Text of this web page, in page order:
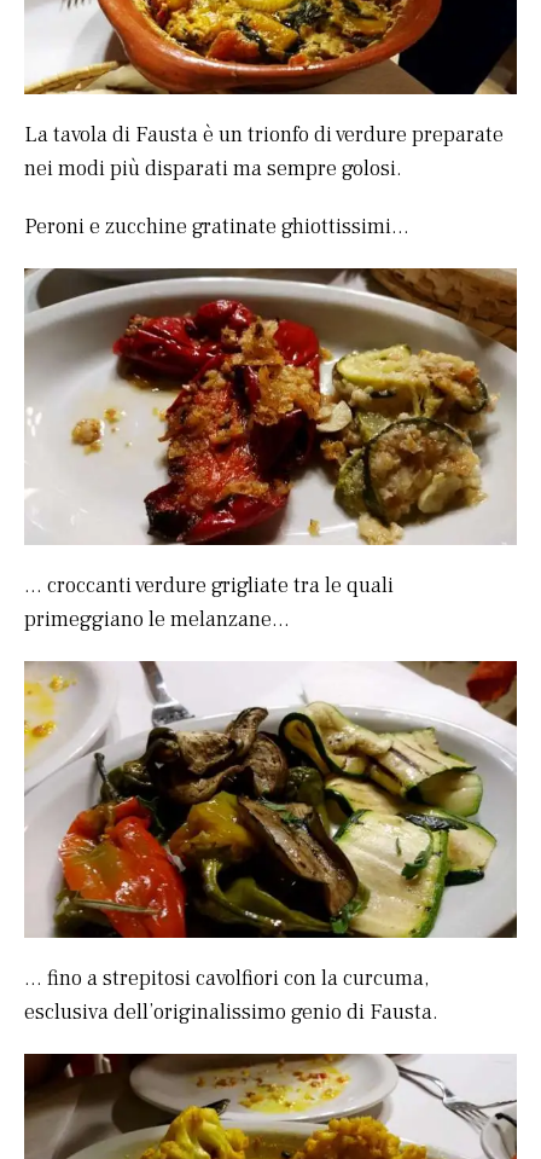
La tavola di Fausta è un trionfo di verdure preparate
nei modi più disparati ma sempre golosi.
Peroni e zucchine gratinate ghiottissimi…
… croccanti verdure grigliate tra le quali
primeggiano le melanzane…
… fino a strepitosi cavolfiori con la curcuma,
esclusiva dell’originalissimo genio di Fausta.